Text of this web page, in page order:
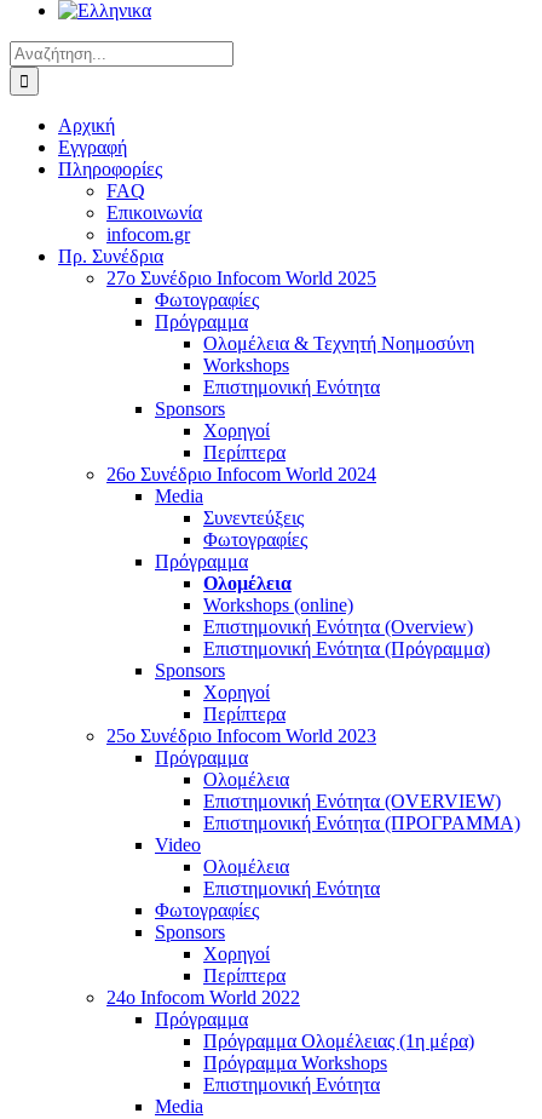
Αναζήτηση
για:
Αρχική
Εγγραφή
Πληροφορίες
FAQ
Επικοινωνία
infocom.gr
Πρ. Συνέδρια
27o Συνέδριο Infocom World 2025
Φωτογραφίες
Πρόγραμμα
Ολομέλεια & Τεχνητή Νοημοσύνη
Workshops
Επιστημονική Ενότητα
Sponsors
Χορηγοί
Περίπτερα
26o Συνέδριο Infocom World 2024
Media
Συνεντεύξεις
Φωτογραφίες
Πρόγραμμα
Ολομέλεια
Workshops (online)
Επιστημονική Ενότητα (Overview)
Επιστημονική Ενότητα (Πρόγραμμα)
Sponsors
Χορηγοί
Περίπτερα
25o Συνέδριο Infocom World 2023
Πρόγραμμα
Ολομέλεια
Επιστημονική Ενότητα (OVERVIEW)
Επιστημονική Ενότητα (ΠΡΟΓΡΑΜΜΑ)
Video
Ολομέλεια
Επιστημονική Ενότητα
Φωτογραφίες
Sponsors
Χορηγοί
Περίπτερα
24o Infocom World 2022
Πρόγραμμα
Πρόγραμμα Ολομέλειας (1η μέρα)
Πρόγραμμα Workshops
Επιστημονική Ενότητα
Media